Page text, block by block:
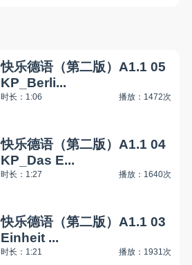
快乐德语（第二版）A1.1 05
KP_Berli...
时长：1:06 播放：1472次
快乐德语（第二版）A1.1 04
KP_Das E...
时长：1:27 播放：1640次
快乐德语（第二版）A1.1 03
Einheit ...
时长：1:21 播放：1931次